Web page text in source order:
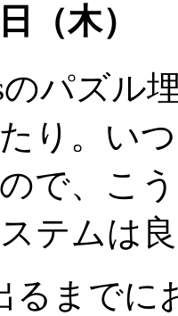
（木）
のパズル
り。い
で、こ
テムは
るまでに